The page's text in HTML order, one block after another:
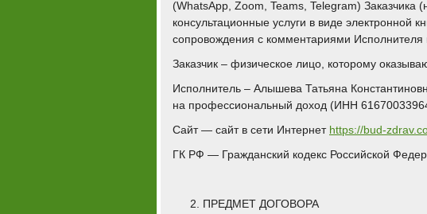
(WhatsАpp, Zoom, Teams, Telegram)
консультационные услуги в виде электронной
сопровождения с комментариями Исполнителя
Заказчик – физическое лицо, которому
Исполнитель – Алышева Татьяна
на профессиональный доход (ИНН
Сайт — сайт в сети Интернет https://bud-
ГК РФ — Гражданский кодекс Российской
ПРЕДМЕТ ДОГОВОРА